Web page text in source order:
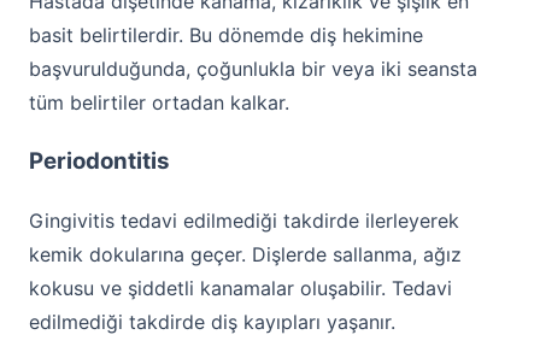
basit belirtilerdir. Bu dönemde diş hekimine
başvurulduğunda, çoğunlukla bir veya iki seansta
tüm belirtiler ortadan kalkar.
Periodontitis
Gingivitis tedavi edilmediği takdirde ilerleyerek
kemik dokularına geçer. Dişlerde sallanma, ağız
kokusu ve şiddetli kanamalar oluşabilir. Tedavi
edilmediği takdirde diş kayıpları yaşanır.